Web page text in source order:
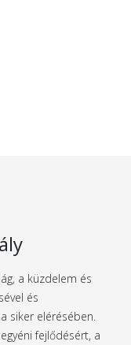
a küzdelem és
és
siker elérésében.
fejlődésért, a